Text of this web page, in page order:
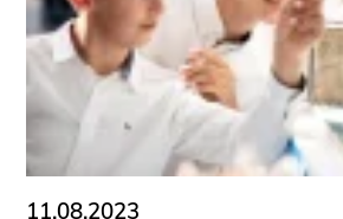
11.08.2023